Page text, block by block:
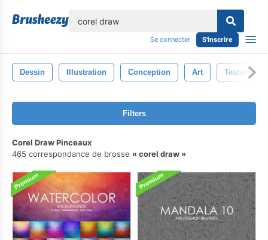
Se connecter S'inscrire
Dessin Illustration Conception Art Texture
Filters
Corel Draw Pinceaux
465 correspondance de brosse
corel draw